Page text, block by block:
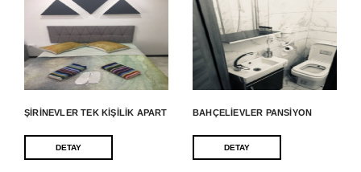
ŞIRINEVLER TEK KIŞILIK APART
DETAY
BAHÇELIEVLER PANSIYON
DETAY